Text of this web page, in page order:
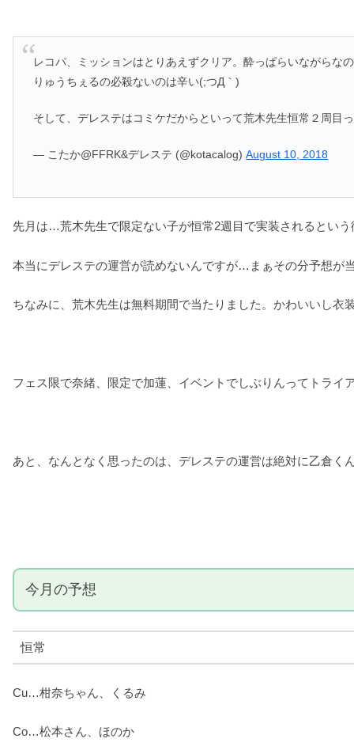
レコパ、ミッションはとりあえずクリア。酔っぱらいながらな
りゅうちぇるの必殺ないのは辛い(;つД｀)
そして、デレステはコミケだからといって荒木先生恒常２周
— こたか@FFRK&デレステ (@kotacalog)August 10, 2018
先月は…荒木先生で限定ない子が恒常2週目で実装されるとい
本当にデレステの運営が読めないんですが…まぁその分予想が
ちなみに、荒木先生は無料期間で当たりました。かわいいし衣
フェス限で奈緒、限定で加蓮、イベントでしぶりんってトラ
あと、なんとなく思ったのは、デレステの運営は絶対に乙倉
今月の予想
恒常
Cu…柑奈ちゃん、くるみ
Co…松本さん、ほのか